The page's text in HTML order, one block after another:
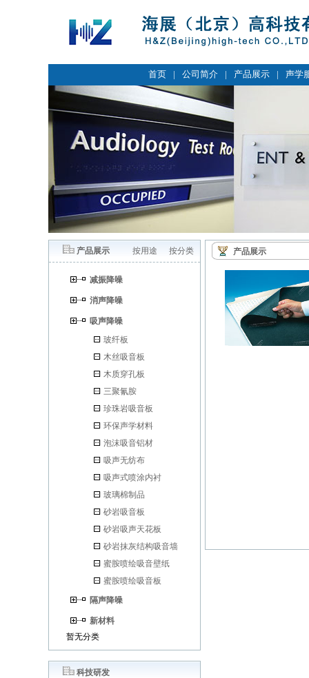
首页 | 公司简介 | 产品展示 | 声学
产品展示 按用途 按分类
减振降噪
消声降噪
吸声降噪
玻纤板
木丝吸音板
木质穿孔板
三聚氰胺
珍珠岩吸音板
环保声学材料
泡沫吸音铝材
吸声无纺布
吸声式喷涂内衬
玻璃棉制品
砂岩吸音板
砂岩吸声天花板
砂岩抹灰结构吸音墙
蜜胺喷绘吸音壁纸
蜜胺喷绘吸音板
隔声降噪
新材料
暂无分类
科技研发
产品展示